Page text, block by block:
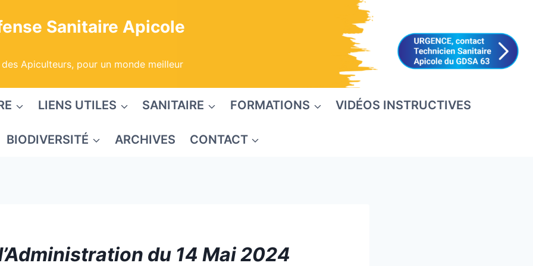
Sanitaire Apicole
Apiculteurs, pour un monde meilleur
LIENS UTILES SANITAIRE FORMATIONS VIDÉOS INSTRUCTIVES
BIODIVERSITÉ ARCHIVES CONTACT
du 14 Mai 2024